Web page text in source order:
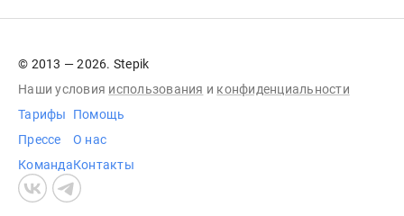
© 2013 — 2026. Stepik
Наши условия использования и конфиденциальности
Тарифы
Прессе
Команда
Помощь
О нас
Контакты